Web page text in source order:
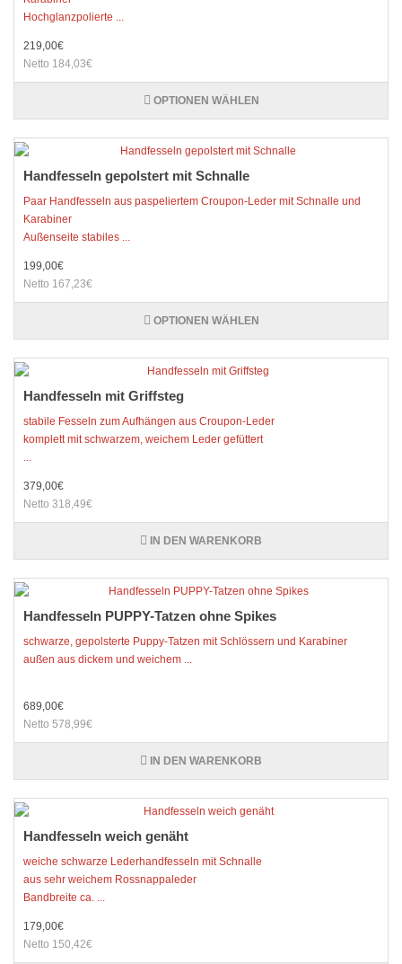
Hochglanzpolierte ...
219,00€
Netto 184,03€
OPTIONEN WÄHLEN
Handfesseln gepolstert mit Schnalle
Paar Handfesseln aus paspeliertem Croupon-Leder mit Schnalle und
Karabiner
Außenseite stabiles ...
199,00€
Netto 167,23€
OPTIONEN WÄHLEN
Handfesseln mit Griffsteg
stabile Fesseln zum Aufhängen aus Croupon-Leder
komplett mit schwarzem, weichem Leder gefüttert
...
379,00€
Netto 318,49€
IN DEN WARENKORB
Handfesseln PUPPY-Tatzen ohne Spikes
schwarze, gepolsterte Puppy-Tatzen mit Schlössern und Karabiner
außen aus dickem und weichem ...
689,00€
Netto 578,99€
IN DEN WARENKORB
Handfesseln weich genäht
weiche schwarze Lederhandfesseln mit Schnalle
aus sehr weichem Rossnappaleder
Bandbreite ca. ...
179,00€
Netto 150,42€